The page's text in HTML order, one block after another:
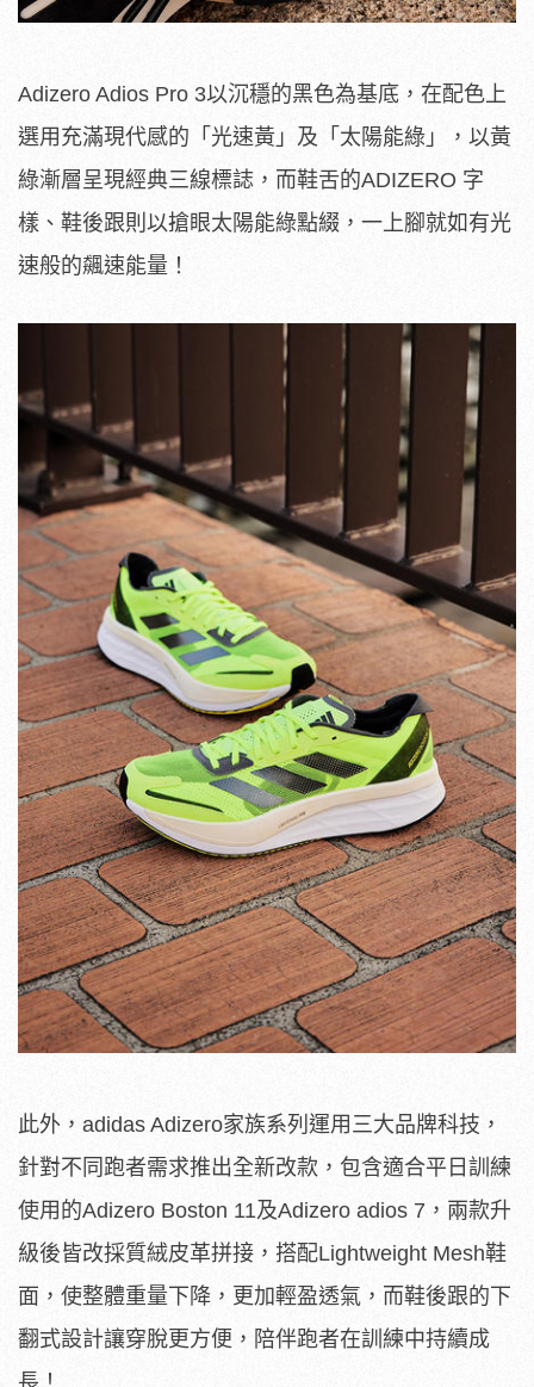
Adizero Adios Pro 3以沉穩的黑色為基底，在配色上
選用充滿現代感的「光速黃」及「太陽能綠」，以黃
綠漸層呈現經典三線標誌，而鞋舌的ADIZERO 字
樣、鞋後跟則以搶眼太陽能綠點綴，一上腳就如有光
速般的飆速能量！
此外，adidas Adizero家族系列運用三大品牌科技，
針對不同跑者需求推出全新改款，包含適合平日訓練
使用的Adizero Boston 11及Adizero adios 7，兩款升
級後皆改採質絨皮革拼接，搭配Lightweight Mesh鞋
面，使整體重量下降，更加輕盈透氣，而鞋後跟的下
翻式設計讓穿脫更方便，陪伴跑者在訓練中持續成
長！